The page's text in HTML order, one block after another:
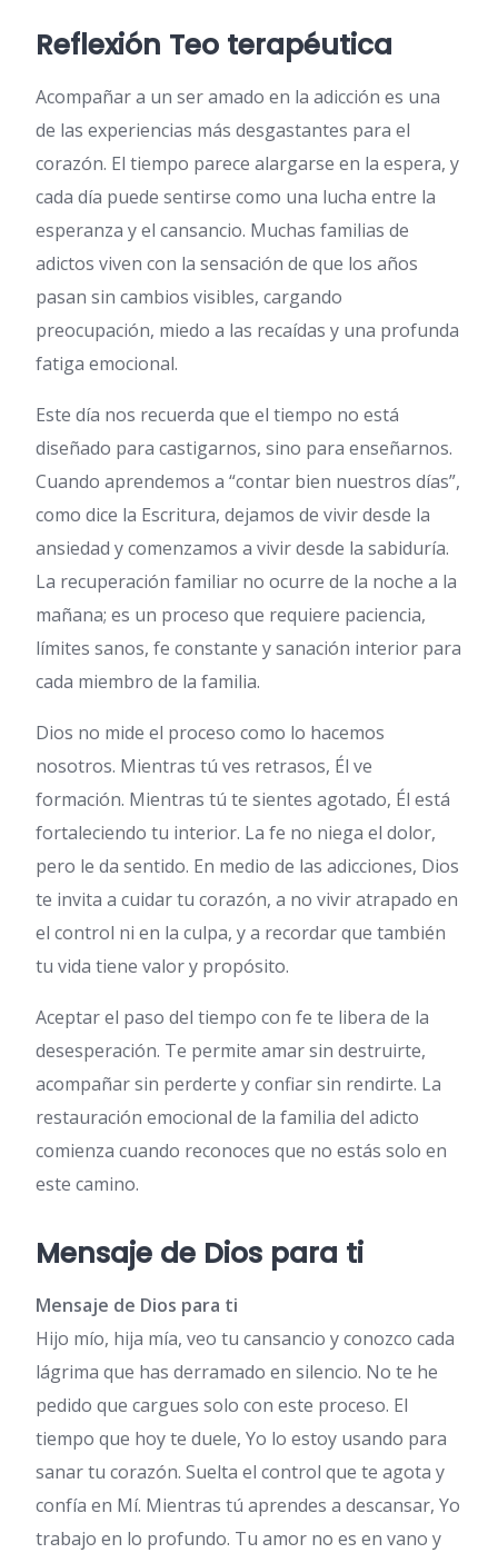
Reflexión Teo terapéutica
Acompañar a un ser amado en la adicción es una
de las experiencias más desgastantes para el
corazón. El tiempo parece alargarse en la espera, y
cada día puede sentirse como una lucha entre la
esperanza y el cansancio. Muchas familias de
adictos viven con la sensación de que los años
pasan sin cambios visibles, cargando
preocupación, miedo a las recaídas y una profunda
fatiga emocional.
Este día nos recuerda que el tiempo no está
diseñado para castigarnos, sino para enseñarnos.
Cuando aprendemos a “contar bien nuestros días”,
como dice la Escritura, dejamos de vivir desde la
ansiedad y comenzamos a vivir desde la sabiduría.
La recuperación familiar no ocurre de la noche a la
mañana; es un proceso que requiere paciencia,
límites sanos, fe constante y sanación interior para
cada miembro de la familia.
Dios no mide el proceso como lo hacemos
nosotros. Mientras tú ves retrasos, Él ve
formación. Mientras tú te sientes agotado, Él está
fortaleciendo tu interior. La fe no niega el dolor,
pero le da sentido. En medio de las adicciones, Dios
te invita a cuidar tu corazón, a no vivir atrapado en
el control ni en la culpa, y a recordar que también
tu vida tiene valor y propósito.
Aceptar el paso del tiempo con fe te libera de la
desesperación. Te permite amar sin destruirte,
acompañar sin perderte y confiar sin rendirte. La
restauración emocional de la familia del adicto
comienza cuando reconoces que no estás solo en
este camino.
Mensaje de Dios para ti
Mensaje de Dios para ti
Hijo mío, hija mía, veo tu cansancio y conozco cada
lágrima que has derramado en silencio. No te he
pedido que cargues solo con este proceso. El
tiempo que hoy te duele, Yo lo estoy usando para
sanar tu corazón. Suelta el control que te agota y
confía en Mí. Mientras tú aprendes a descansar, Yo
trabajo en lo profundo. Tu amor no es en vano y